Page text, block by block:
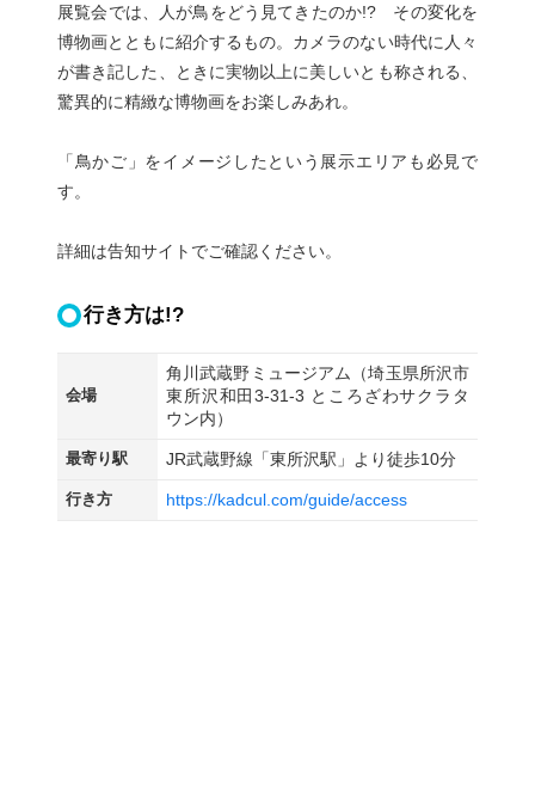
展覧会では、人が鳥をどう見てきたのか!? その変化を
博物画とともに紹介するもの。カメラのない時代に人々
が書き記した、ときに実物以上に美しいとも称される、
驚異的に精緻な博物画をお楽しみあれ。
「鳥かご」をイメージしたという展示エリアも必見で
す。
詳細は告知サイトでご確認ください。
行き方は!?
会場
角川武蔵野ミュージアム（埼玉県所沢市
東所沢和田3-31-3 ところざわサクラタ
ウン内）
最寄り駅 JR武蔵野線「東所沢駅」より徒歩10分
行き方 https://kadcul.com/guide/access